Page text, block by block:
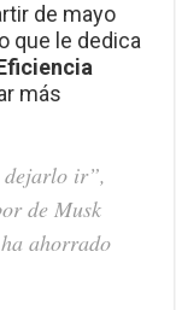
de mayo
que le dedica
más
dejarlo ir”,
de Musk
ahorrado